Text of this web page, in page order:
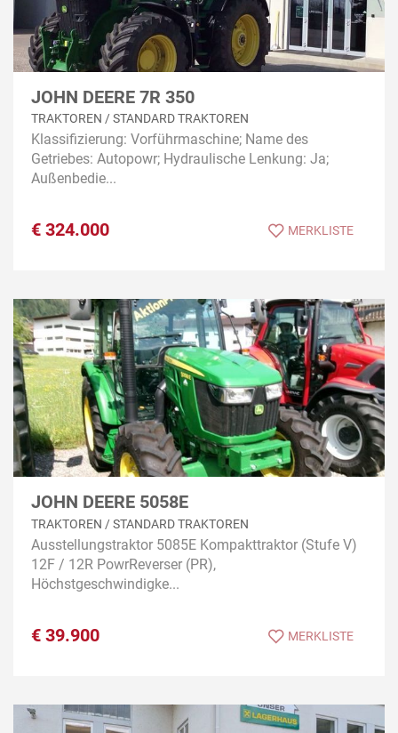
JOHN DEERE 7R 350
TRAKTOREN / STANDARD TRAKTOREN
Klassifizierung: Vorführmaschine; Name des
Getriebes: Autopowr; Hydraulische Lenkung: Ja;
Außenbedie...
€ 324.000 MERKLISTE
JOHN DEERE 5058E
TRAKTOREN / STANDARD TRAKTOREN
Ausstellungstraktor 5085E Kompakttraktor (Stufe V)
12F / 12R PowrReverser (PR),
Höchstgeschwindigke...
€ 39.900 MERKLISTE